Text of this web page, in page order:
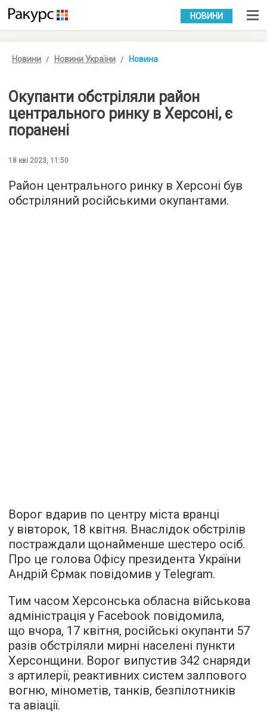
УКР РУС
НОВИНИ
Новини Новини України Новина
Окупанти обстріляли район
центрального ринку в Херсоні, є
поранені
18 кві 2023, 11:50
Район центрального ринку в Херсоні був
обстріляний російськими окупантами.
Ворог вдарив по центру міста вранці
у вівторок, 18 квітня. Внаслідок обстрілів
постраждали щонайменше шестеро осіб.
Про це голова Офісу президента України
Андрій Єрмак повідомив у Telegram.
Тим часом Херсонська обласна військова
адміністрація у Facebook повідомила,
що вчора, 17 квітня, російські окупанти 57
разів обстріляли мирні населені пункти
Херсонщини. Ворог випустив 342 снаряди
з артилерії, реактивних систем залпового
вогню, мінометів, танків, безпілотників
та авіації.